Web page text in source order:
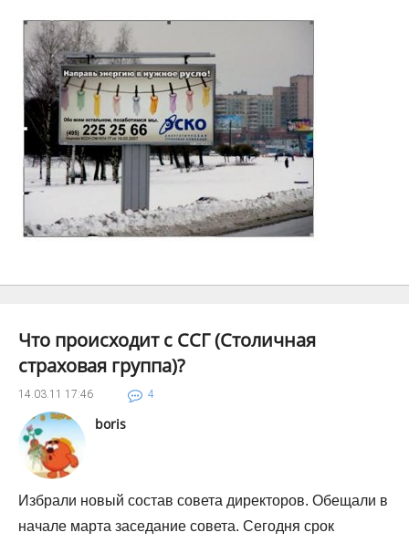
boris
Что происходит с ССГ (Столичная
страховая группа)?
14.03.11 17:46 4
Избрали новый состав совета директоров. Обещали в
начале марта заседание совета. Сегодня срок